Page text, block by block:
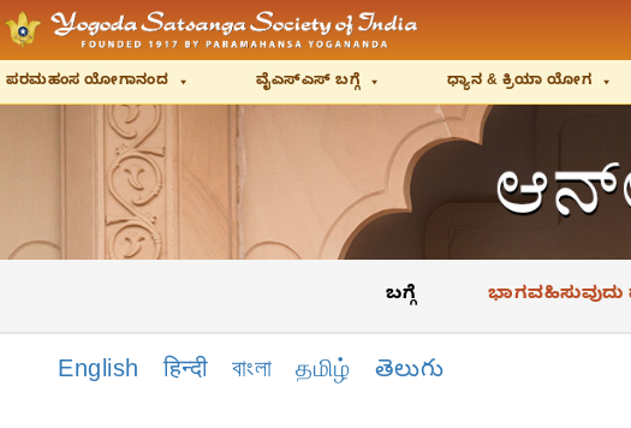
ಪರಮಹಂಸ ಯೋಗಾನಂದ ವೈಎಸ್‌ಎಸ್‌ ಬಗ್ಗೆ ಧ್ಯಾನ & ಕ್ರಿಯಾ ಯೋಗ
ಬಗ್ಗೆ ಭಾಗವಹಿಸುವುದು
English हिन्दी বাংলা தமிழ் తెలుగు